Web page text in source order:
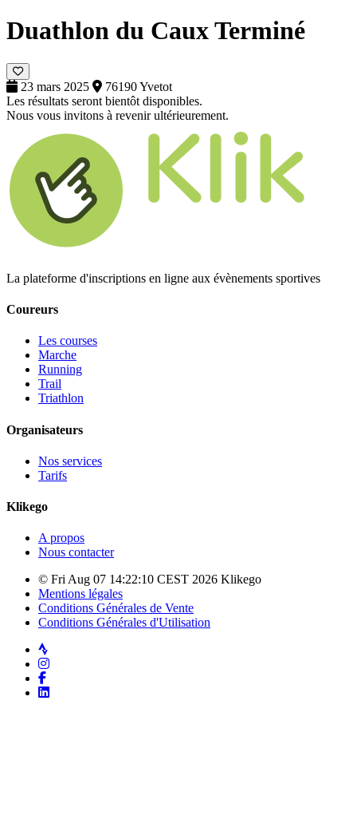
Duathlon du CauxTerminé
23 mars 2025
76190 Yvetot
Les résultats seront bientôt disponibles.
Nous vous invitons à revenir ultérieurement.
La plateforme d'inscriptions en ligne aux évènements sportives
Coureurs
Les courses
Marche
Running
Trail
Triathlon
Organisateurs
Nos services
Tarifs
Klikego
A propos
Nous contacter
© Fri Aug 07 14:22:10 CEST 2026 Klikego
Mentions légales
Conditions Générales de Vente
Conditions Générales d'Utilisation
Strava
Instagram
Facebook